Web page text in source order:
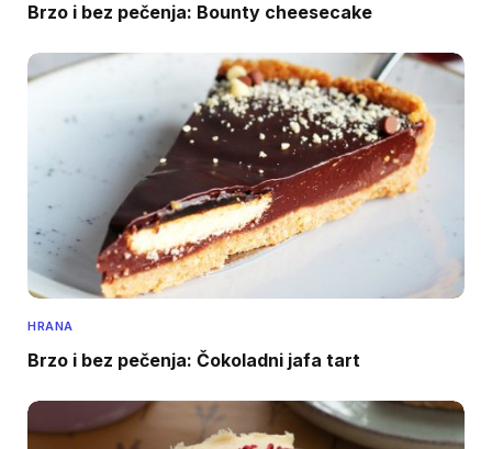
Brzo i bez pečenja: Bounty cheesecake
HRANA
Brzo i bez pečenja: Čokoladni jafa tart